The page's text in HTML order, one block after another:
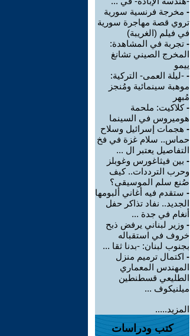
- مخرجة فرنسية سورية
تروي قصة مهاجرة سورية
في فيلم (الغريبة)
- تجربة في المشاهدة:
المخرج الصيني تشانغ
ييمو
- -ليلة العمى- التركية:
موهبة سينمائية ومُنجز
مُبهر
-كلاكيت: ملحمة
هوميروس في السينما
- هجمات إسرائيل وسلاح
حماس.. سلام غزة في فخ
التفاصيل يعتبر ال ...
- بين فيثاغورس وغوبلز
وحرب الترددات.. كيف
صُنع سلم الموسيقى؟
- ستقدم فيه أغاني ألبومها
الجديد.. نفاد تذاكر حفل
أنغام في جدة ...
- وزير لبناني يرفض ذبح
خروف في استقباله
بجنوب لبنان: -بدنا ثقا ...
- اكتمال ترميم منزل
المهندس المعماري
الطليعي قسطنطين
ميلنيكوف ...
المزيد.....
كتب ودراسات